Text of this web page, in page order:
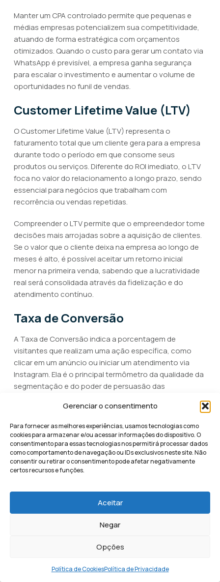
Gerenciar o consentimento
Para fornecer as melhores experiências, usamos tecnologias como
cookies para armazenar e/ou acessar informações do dispositivo. O
consentimento para essas tecnologias nos permitirá processar dados
como comportamento de navegação ou IDs exclusivos neste site. Não
consentir ou retirar o consentimento pode afetar negativamente
certos recursos e funções.
Aceitar
Negar
Opções
Política de CookiesPolítica de Privacidade
Manter um CPA controlado permite que pequenas e
médias empresas potencializem sua competitividade,
atuando de forma estratégica com orçamentos
otimizados. Quando o custo para gerar um contato via
WhatsApp é previsível, a empresa ganha segurança
para escalar o investimento e aumentar o volume de
oportunidades no funil de vendas.
Customer Lifetime Value (LTV)
O Customer Lifetime Value (LTV) representa o
faturamento total que um cliente gera para a empresa
durante todo o período em que consome seus
produtos ou serviços. Diferente do ROI imediato, o LTV
foca no valor do relacionamento a longo prazo, sendo
essencial para negócios que trabalham com
recorrência ou vendas repetidas.
Compreender o LTV permite que o empreendedor tome
decisões mais arrojadas sobre a aquisição de clientes.
Se o valor que o cliente deixa na empresa ao longo de
meses é alto, é possível aceitar um retorno inicial
menor na primeira venda, sabendo que a lucratividade
real será consolidada através da fidelização e do
atendimento contínuo.
Taxa de Conversão
A Taxa de Conversão indica a porcentagem de
visitantes que realizam uma ação específica, como
clicar em um anúncio ou iniciar um atendimento via
Instagram. Ela é o principal termômetro da qualidade da
segmentação e do poder de persuasão das
está alinhada às expectativas do público-alvo
geolocalizado.
Eficiência de landing pages:Avalia se a página
de destino consegue converter o tráfego pago
Qualidade do atendimento:
direta no WhatsApp.
O acompanhamento conjunto dessas métricas,
análise de dados, garante que cada real investido